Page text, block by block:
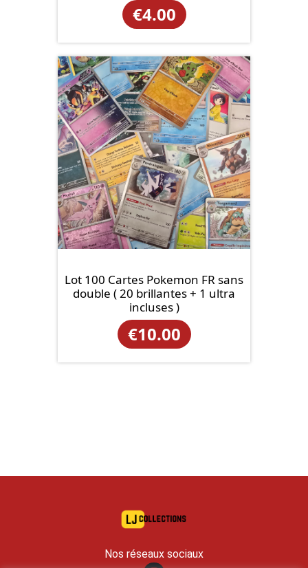
€4.00
Lot 100 Cartes Pokemon FR sans
double ( 20 brillantes + 1 ultra
incluses )
€10.00
Nos réseaux sociaux